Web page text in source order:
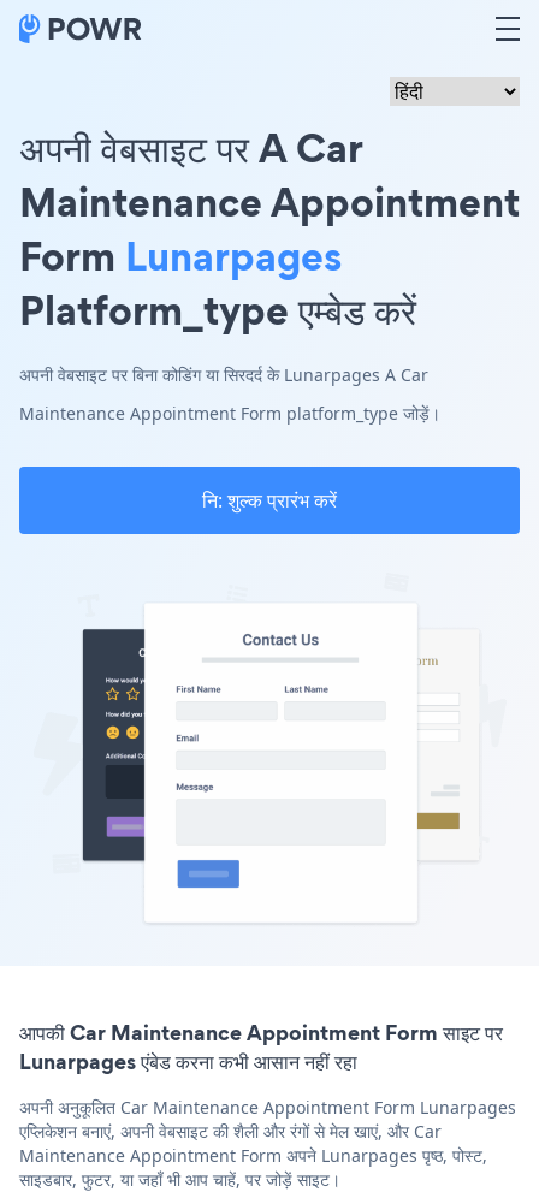
अपनी वेबसाइट पर A Car
Maintenance Appointment
Form Lunarpages
Platform_type एम्बेड करें
अपनी वेबसाइट पर बिना कोडिंग या सिरदर्द के Lunarpages A Car
Maintenance Appointment Form platform_type जोड़ें।
नि: शुल्क प्रारंभ करें
आपकी Car Maintenance Appointment Form साइट पर
Lunarpages एंबेड करना कभी आसान नहीं रहा
अपनी अनुकूलित Car Maintenance Appointment Form Lunarpages
एप्लिकेशन बनाएं, अपनी वेबसाइट की शैली और रंगों से मेल खाएं, और Car
Maintenance Appointment Form अपने Lunarpages पृष्ठ, पोस्ट,
साइडबार, फुटर, या जहाँ भी आप चाहें, पर जोड़ें साइट।